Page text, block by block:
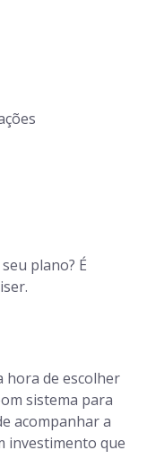
plano? É
hora de escolher
sistema para
acompanhar a
investimento que